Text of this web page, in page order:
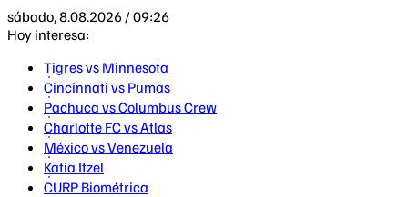
sábado, 8.08.2026 / 09:26
Hoy interesa:
Tigres vs Minnesota
Cincinnati vs Pumas
Pachuca vs Columbus Crew
Charlotte FC vs Atlas
México vs Venezuela
Katia Itzel
CURP Biométrica